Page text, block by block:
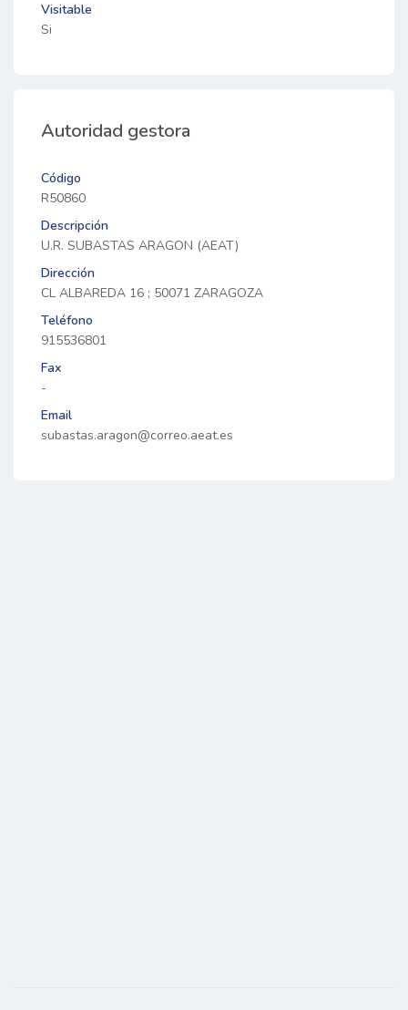
Visitable
Si
Autoridad gestora
Código
R50860
Descripción
U.R. SUBASTAS ARAGON (AEAT)
Dirección
CL ALBAREDA 16 ; 50071 ZARAGOZA
Teléfono
915536801
Fax
-
Email
subastas.aragon@correo.aeat.es